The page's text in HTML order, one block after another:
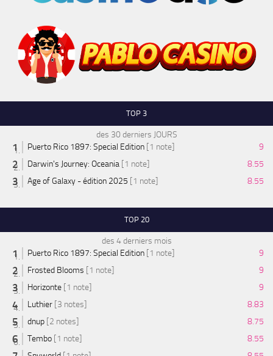
TOP 3
des 30 derniers JOURS
Puerto Rico 1897: Special Edition [1 note]
9
Darwin's Journey: Oceania [1 note]
8.55
Age of Galaxy - édition 2025 [1 note] 8.55
TOP 20
des 4 derniers mois
Puerto Rico 1897: Special Edition [1 note]
9
Frosted Blooms [1 note]
9
Horizonte [1 note]
9
Luthier [3 notes]
8.83
dnup [2 notes]
8.75
Tembo [1 note]
8.55